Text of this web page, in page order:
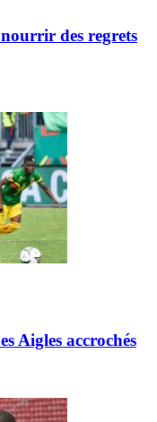
des regrets
Aigles accrochés